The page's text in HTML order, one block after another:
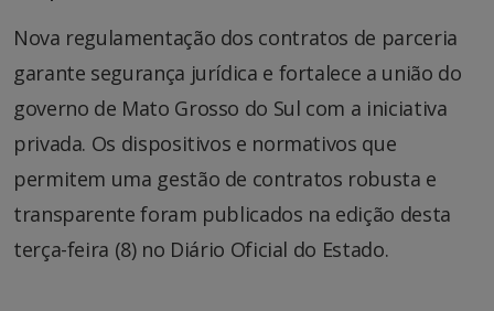
Nova regulamentação dos contratos de parceria
garante segurança jurídica e fortalece a união do
governo de Mato Grosso do Sul com a iniciativa
privada. Os dispositivos e normativos que
permitem uma gestão de contratos robusta e
transparente foram publicados na edição desta
terça-feira (8) no Diário Oficial do Estado.